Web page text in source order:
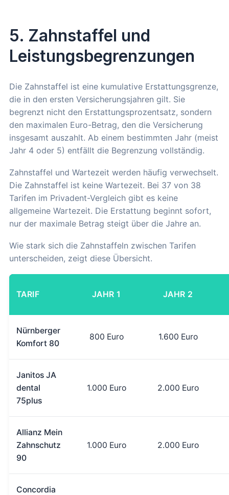
5. Zahnstaffel und
Leistungsbegrenzungen
Die Zahnstaffel ist eine kumulative Erstattungsgrenze,
die in den ersten Versicherungsjahren gilt. Sie
begrenzt nicht den Erstattungsprozentsatz, sondern
den maximalen Euro-Betrag, den die Versicherung
insgesamt auszahlt. Ab einem bestimmten Jahr (meist
Jahr 4 oder 5) entfällt die Begrenzung vollständig.
Zahnstaffel und Wartezeit werden häufig verwechselt.
Die Zahnstaffel ist keine Wartezeit. Bei 37 von 38
Tarifen im Privadent-Vergleich gibt es keine
allgemeine Wartezeit. Die Erstattung beginnt sofort,
nur der maximale Betrag steigt über die Jahre an.
Wie stark sich die Zahnstaffeln zwischen Tarifen
unterscheiden, zeigt diese Übersicht.
TARIF JAHR 1 JAHR 2
Nürnberger
Komfort 80
800 Euro 1.600 Euro
Janitos JA
dental
75plus
1.000 Euro 2.000 Euro
Allianz Mein
Zahnschutz
90
1.000 Euro 2.000 Euro
Concordia